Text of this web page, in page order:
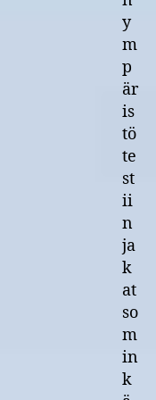
y
m
p
är
is
tö
te
st
ii
n
ja
k
at
so
m
in
k